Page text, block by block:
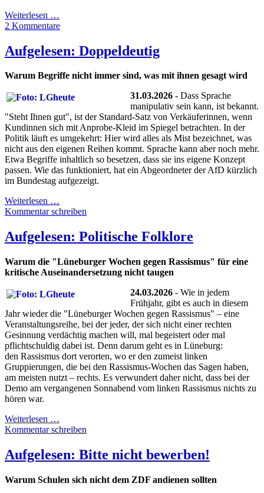
Weiterlesen …
2 Kommentare
Aufgelesen: Doppeldeutig
Warum Begriffe nicht immer sind, was mit ihnen gesagt wird
31.03.2026 - Dass Sprache
manipulativ sein kann, ist bekannt.
"Steht Ihnen gut", ist der Standard-Satz von Verkäuferinnen, wenn
Kundinnen sich mit Anprobe-Kleid im Spiegel betrachten. In der
Politik läuft es umgekehrt: Hier wird alles als Mist bezeichnet, was
nicht aus den eigenen Reihen kommt. Sprache kann aber noch mehr.
Etwa Begriffe inhaltlich so besetzen, dass sie ins eigene Konzept
passen. Wie das funktioniert, hat ein Abgeordneter der AfD kürzlich
im Bundestag aufgezeigt.
Weiterlesen …
Kommentar schreiben
Aufgelesen: Politische Folklore
Warum die "Lüneburger Wochen gegen Rassismus" für eine
kritische Auseinandersetzung nicht taugen
24.03.2026 - Wie in jedem
Frühjahr, gibt es auch in diesem
Jahr wieder die "Lüneburger Wochen gegen Rassismus" – eine
Veranstaltungsreihe, bei der jeder, der sich nicht einer rechten
Gesinnung verdächtig machen will, mal begeistert oder mal
pflichtschuldig dabei ist. Denn darum geht es in Lüneburg:
den Rassismus dort verorten, wo er den zumeist linken
Gruppierungen, die bei den Rassismus-Wochen das Sagen haben,
am meisten nutzt – rechts. Es verwundert daher nicht, dass bei der
Demo am vergangenen Sonnabend vom linken Rassismus nichts zu
hören war.
Weiterlesen …
Kommentar schreiben
Aufgelesen: Bitte nicht bewerben!
Warum Schulen sich nicht dem ZDF andienen sollten